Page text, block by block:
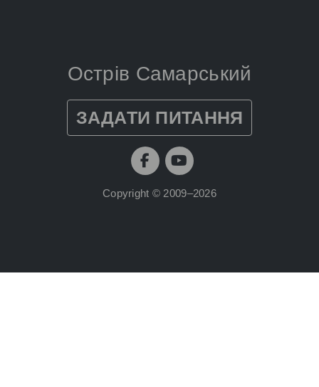
Острів Самарський
ЗАДАТИ ПИТАННЯ
Copyright © 2009–2026